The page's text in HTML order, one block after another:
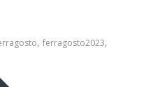
, ferragosto2023,